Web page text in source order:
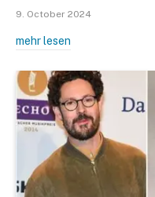
9. October 2024
mehr lesen